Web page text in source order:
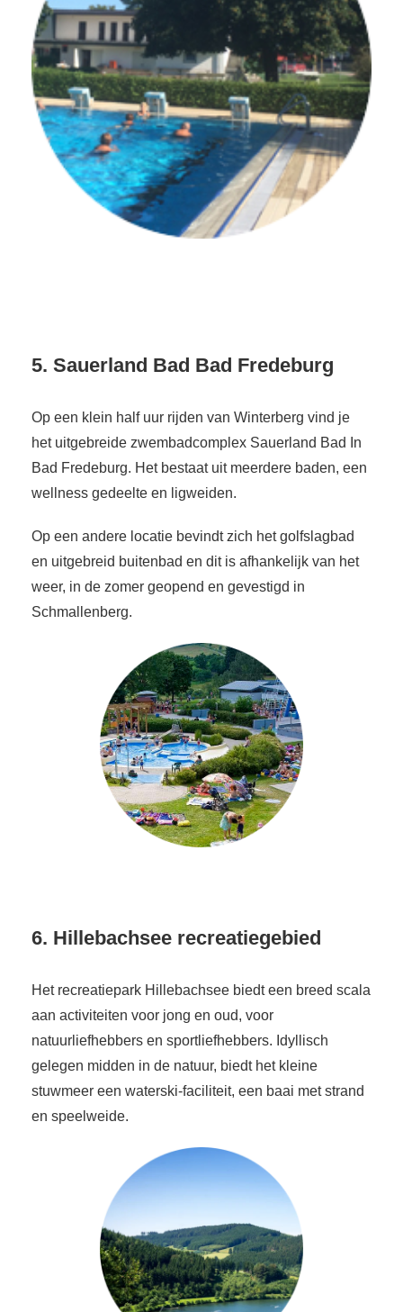
5. Sauerland Bad Bad Fredeburg
Op een klein half uur rijden van Winterberg vind je
het uitgebreide zwembadcomplex Sauerland Bad In
Bad Fredeburg. Het bestaat uit meerdere baden, een
wellness gedeelte en ligweiden.
Op een andere locatie bevindt zich het golfslagbad
en uitgebreid buitenbad en dit is afhankelijk van het
weer, in de zomer geopend en gevestigd in
Schmallenberg.
6. Hillebachsee recreatiegebied
Het recreatiepark Hillebachsee biedt een breed scala
aan activiteiten voor jong en oud, voor
natuurliefhebbers en sportliefhebbers. Idyllisch
gelegen midden in de natuur, biedt het kleine
stuwmeer een waterski-faciliteit, een baai met strand
en speelweide.